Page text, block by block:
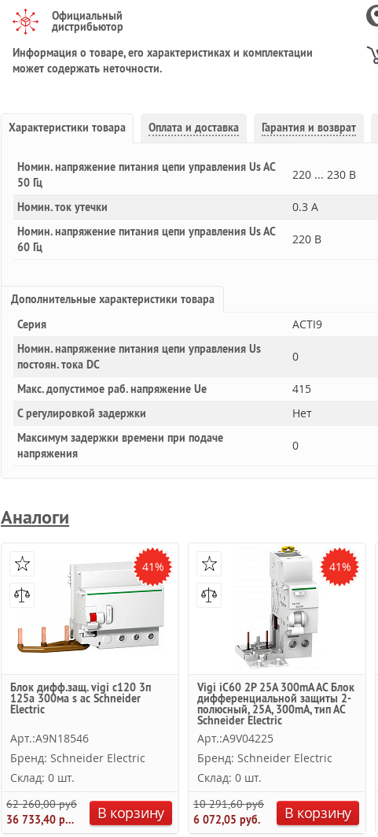
Официальный
дистрибьютор
Информация о товаре, его характеристиках и комплектации
может содержать неточности.
Характеристики товара Оплата и доставка Гарантия и возврат
Номин. напряжение питания цепи управления Us AC
50 Гц
220 ... 230 В
Номин. ток утечки 0.3 А
Номин. напряжение питания цепи управления Us AC
60 Гц
220 В
Дополнительные характеристики товара
Серия
ACTI9
Номин. напряжение питания цепи управления Us
постоян. тока DC
0
Макс. допустимое раб. напряжение Ue 415
С регулировкой задержки Нет
Максимум задержки времени при подаче
напряжения
0
Аналоги
41%
Блок дифф.защ. vigi c120 3п
125a 300ма s ac Schneider
Electric
Арт.:A9N18546
Бренд: Schneider Electric
Склад: 0 шт.
62 260,00 руб.
36 733,40 руб.
В корзину
41%
Vigi iC60 2Р 25A 300mA AC Блок
дифференциальной защиты 2-
полюсный, 25A, 300mA, тип АC
Schneider Electric
Арт.:A9V04225
Бренд: Schneider Electric
Склад: 0 шт.
10 291,60 руб.
6 072,05 руб.
В корзину